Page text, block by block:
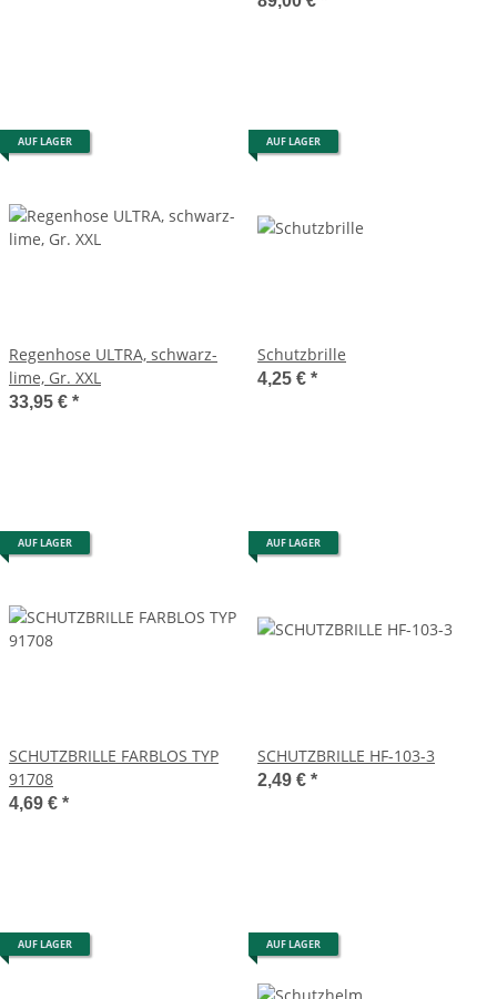
AUF LAGER
Regenhose ULTRA, schwarz-
lime, Gr. XXL
33,95 € *
AUF LAGER
Schutzbrille
4,25 € *
AUF LAGER
SCHUTZBRILLE FARBLOS TYP
91708
4,69 € *
AUF LAGER
SCHUTZBRILLE HF-103-3
2,49 € *
AUF LAGER AUF LAGER